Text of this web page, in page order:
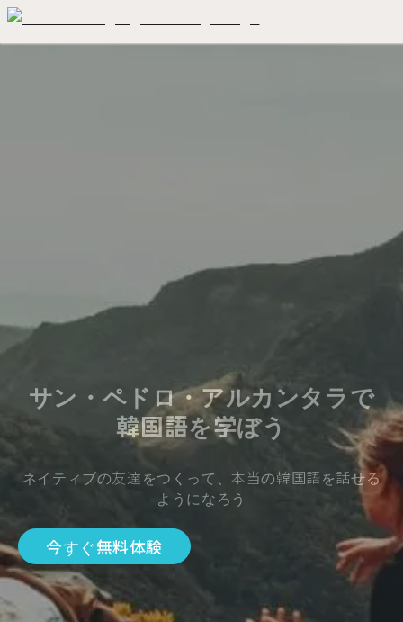
サン・ペドロ・アルカンタラで
韓国語を学ぼう
ネイティブの友達をつくって、本当の韓国語を話せる
ようになろう
今すぐ無料体験